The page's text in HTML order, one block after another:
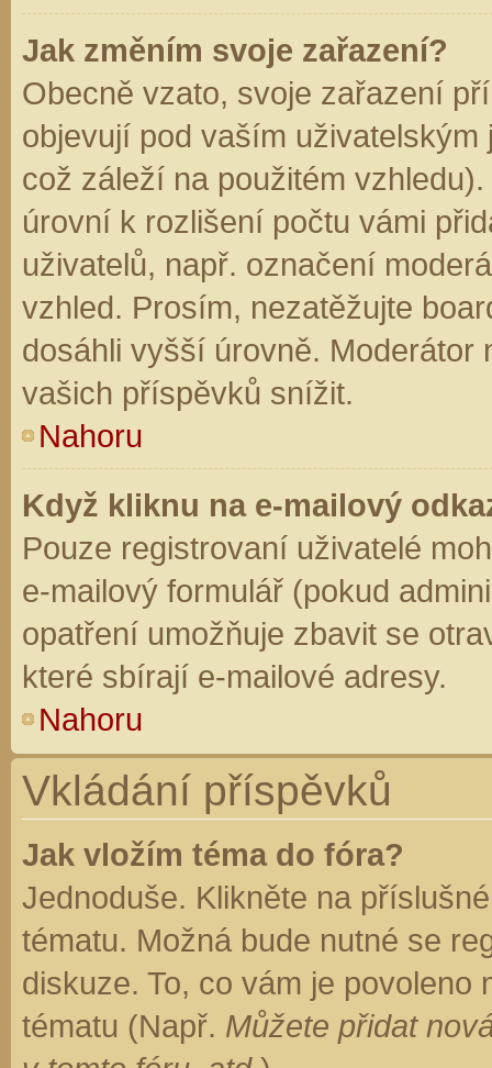
Jak změním svoje zařazení?
Obecně vzato, svoje zařazení
objevují pod vaším
což záleží na použitém
úrovní k rozlišení počtu vámi
uživatelů, např. označení
vzhled. Prosím, nezatěžujte
dosáhli vyšší úrovně. Moderátor
vašich příspěvků snížit.
Nahoru
Když kliknu na e-mailový
Pouze registrovaní uživatelé
e-mailový formulář (pokud
opatření umožňuje zbavit se
které sbírají e-mailové adresy.
Nahoru
Vkládání příspěvků
Jak vložím téma do fóra?
Jednoduše. Klikněte na
tématu. Možná bude nutné se
diskuze. To, co vám je
tématu (Např. Můžete přidat